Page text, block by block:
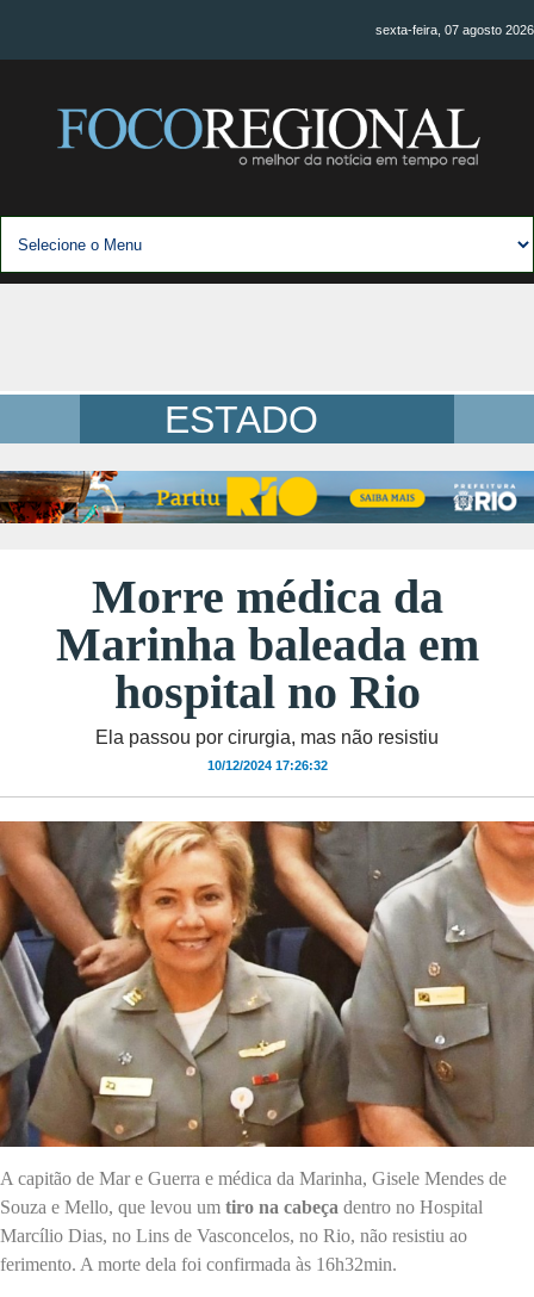
sexta-feira, 07 agosto 2026
ESTADO
Morre médica da
Marinha baleada em
hospital no Rio
Ela passou por cirurgia, mas não resistiu
10/12/2024 17:26:32
A capitão de Mar e Guerra e médica da Marinha, Gisele Mendes de
Souza e Mello, que levou um tiro na cabeça dentro no Hospital
Marcílio Dias, no Lins de Vasconcelos, no Rio, não resistiu ao
ferimento. A morte dela foi confirmada às 16h32min.